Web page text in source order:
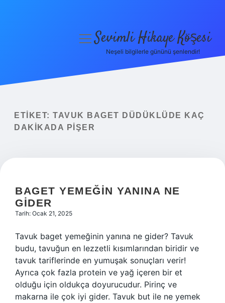
Yasal Uyarı
menüyüSevimli Hikaye Köşesi
Neşeli bilgilerle gününü şenlendir!
ETIKET: TAVUK BAGET DÜDÜKLÜDE KAÇ
DAKIKADA PIŞER
BAGET YEMEĞIN YANINA NE
GIDER
Tarih: Ocak 21, 2025
Tavuk baget yemeğinin yanına ne gider? Tavuk
budu, tavuğun en lezzetli kısımlarından biridir ve
tavuk tariflerinde en yumuşak sonuçları verir!
Ayrıca çok fazla protein ve yağ içeren bir et
olduğu için oldukça doyurucudur. Pirinç ve
makarna ile çok iyi gider. Tavuk but ile ne yemek